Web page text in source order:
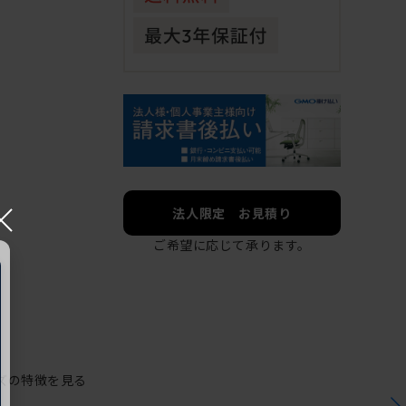
法人限定 お見積り
ご希望に応じて承ります。
の特徴を見る